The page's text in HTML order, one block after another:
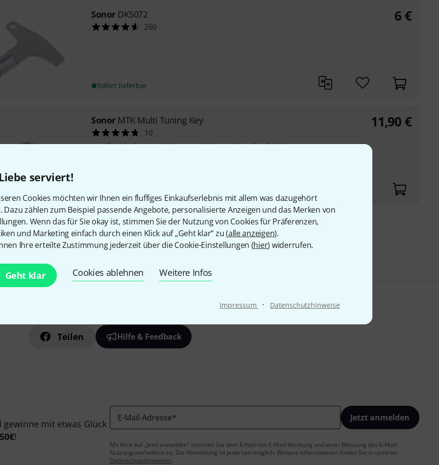
serviert!
Cookies möchten wir Ihnen ein fluffiges Einkaufserlebnis mit allem was dazugehört
Dazu zählen zum Beispiel passende Angebote, personalisierte Anzeigen und das Merken von
Wenn das für Sie okay ist, stimmen Sie der Nutzung von Cookies für Präferenzen,
und Marketing einfach durch einen Klick auf „Geht klar“ zu (alle anzeigen).
Ihre erteilte Zustimmung jederzeit über die Cookie-Einstellungen (hier) widerrufen.
Geht klar Cookies ablehnen Weitere Infos
Impressum · Datenschutzhinweise
Sonor DK5072
260
Sofort lieferbar
6 €
Sonor MTK Multi Tuning Key
10
für Vierkant- und Innensechskantschraube SW4
11,90 €
Kostenloser Versand ab 29 €
Alle Preise inkl. MwSt.
Teilen Hilfe & Feedback
mit etwas Glück
50€!
E-Mail-Adresse* Jetzt anmelden
Mit Klick auf „Jetzt anmelden“ stimmen Sie dem Erhalt von E-Mail-Werbung und einer Messung des E-Mail-
Nutzungsverhaltens zu. Die Abmeldung ist jederzeit möglich. Weitere Informationen finden Sie in unseren
Datenschutzhinweisen.